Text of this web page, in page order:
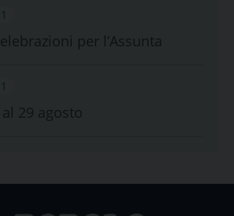
per l’Assunta
29 agosto